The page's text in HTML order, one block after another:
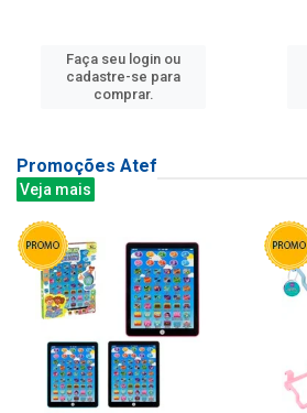
Faça seu login ou
cadastre-se para
comprar.
Promoções Atef
Veja mais